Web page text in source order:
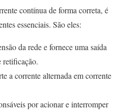
contínua de forma correta, é
essenciais. São eles:
da rede e fornece uma saída
retificação.
a corrente alternada em corrente
por acionar e interromper